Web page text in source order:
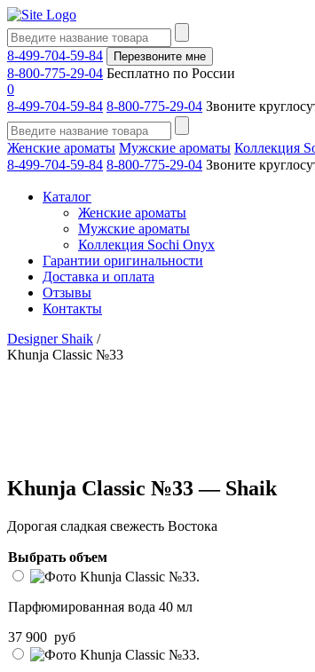
8-499-704-59-84 Перезвоните мне
8-800-775-29-04 Бесплатно по России
0
8-499-704-59-84 8-800-775-29-04 Звоните
Женские ароматы Мужские ароматы Коллекция
8-499-704-59-84 8-800-775-29-04 Звоните
Каталог
Женские ароматы
Мужские ароматы
Коллекция Sochi Onyx
Гарантии оригинальности
Доставка и оплата
Отзывы
Контакты
Designer Shaik /
Khunja Classic №33
Khunja Classic №33 — Shaik
Дорогая сладкая свежесть Востока
Выбрать объем
Парфюмированная вода 40 мл
37 900 руб